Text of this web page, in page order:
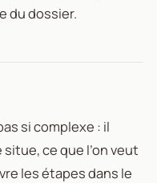
du dossier.
si complexe : il
ce que l’on veut
les étapes dans le